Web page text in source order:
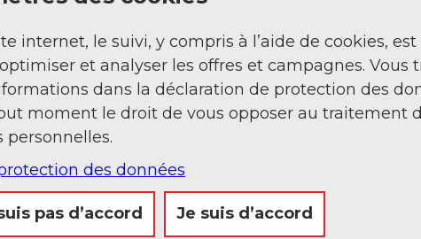
de sportd'Engelberg.
internet, le suivi, y compris à l’aide de cookies,
et analyser les offres et campagnes. Vous
dans la déclaration de protection des
moment le droit de vous opposer au traitement
personnelles.
des données
pas d’accord Je suis d’accord